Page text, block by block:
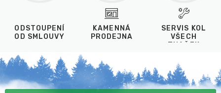
ODSTOUPENÍ
OD SMLOUVY
KAMENNÁ
PRODEJNA
SERVIS KOL
VŠECH
ZNAČEK